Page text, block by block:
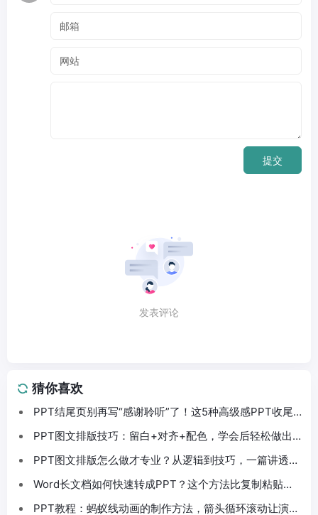
提交
发表评论
猜你喜欢
PPT结尾页别再写“感谢聆听”了！这5种高级感PPT收尾
法拿去直接用
PPT图文排版技巧：留白+对齐+配色，学会后轻松做出
高级感PPT
PPT图文排版怎么做才专业？从逻辑到技巧，一篇讲透
PPT排版
Word长文档如何快速转成PPT？这个方法比复制粘贴快
PPT教程：蚂蚁线动画的制作方法，箭头循环滚动让演示